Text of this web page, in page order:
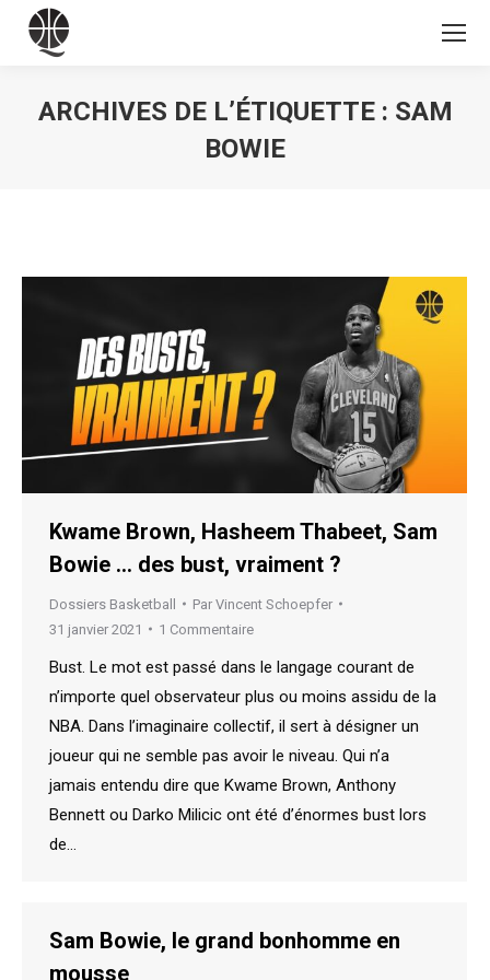
ARCHIVES DE L’ÉTIQUETTE : SAM
BOWIE
Kwame Brown, Hasheem Thabeet, Sam
Bowie … des bust, vraiment ?
Dossiers Basketball Par Vincent Schoepfer
31 janvier 2021
1 Commentaire
Bust. Le mot est passé dans le langage courant de
n’importe quel observateur plus ou moins assidu de la
NBA. Dans l’imaginaire collectif, il sert à désigner un
joueur qui ne semble pas avoir le niveau. Qui n’a
jamais entendu dire que Kwame Brown, Anthony
Bennett ou Darko Milicic ont été d’énormes bust lors
de…
Sam Bowie, le grand bonhomme en
mousse